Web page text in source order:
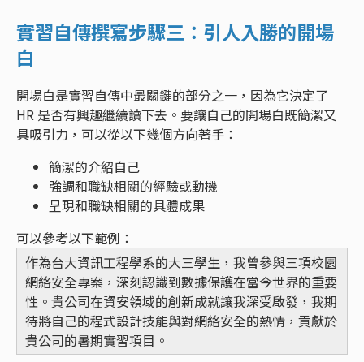
實習自傳撰寫步驟三：引人入勝的開場
白
開場白是實習自傳中最關鍵的部分之一，因為它決定了
HR 是否有興趣繼續讀下去。要讓自己的開場白既簡潔又
具吸引力，可以從以下幾個方向著手：
簡潔的介紹自己
強調和職缺相關的經驗或動機
呈現和職缺相關的具體成果
可以參考以下範例：
作為台大資訊工程學系的大三學生，我曾參與三項校園
網絡安全專案，深刻認識到數據保護在當今世界的重要
性。貴公司在資安領域的創新成就讓我深受啟發，我期
待將自己的程式設計技能與對網絡安全的熱情，貢獻於
貴公司的暑期實習項目。